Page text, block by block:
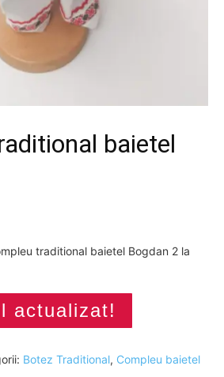
baietel
traditional baietel Bogdan 2 la
actualizat!
Botez Traditional, Compleu baietel